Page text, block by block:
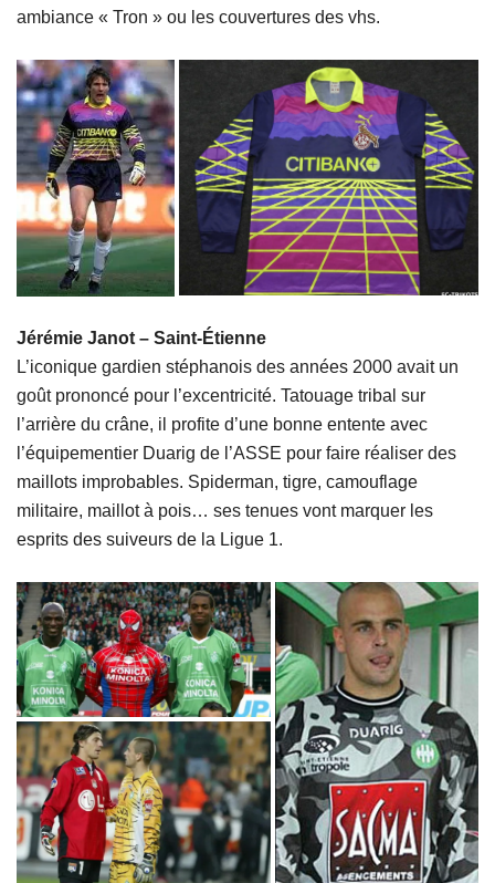
ambiance « Tron » ou les couvertures des vhs.
Jérémie Janot – Saint-Étienne
L’iconique gardien stéphanois des années 2000 avait un
goût prononcé pour l’excentricité. Tatouage tribal sur
l’arrière du crâne, il profite d’une bonne entente avec
l’équipementier Duarig de l’ASSE pour faire réaliser des
maillots improbables. Spiderman, tigre, camouflage
militaire, maillot à pois… ses tenues vont marquer les
esprits des suiveurs de la Ligue 1.